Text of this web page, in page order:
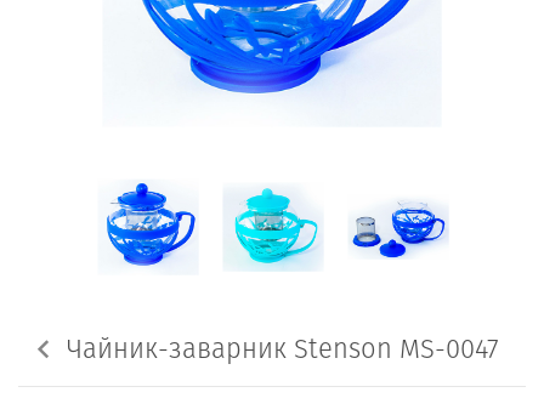
Чайник-заварник Stenson MS-0047